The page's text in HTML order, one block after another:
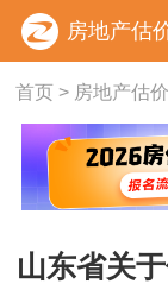
房地产估
首页> 房地产估
山东省关